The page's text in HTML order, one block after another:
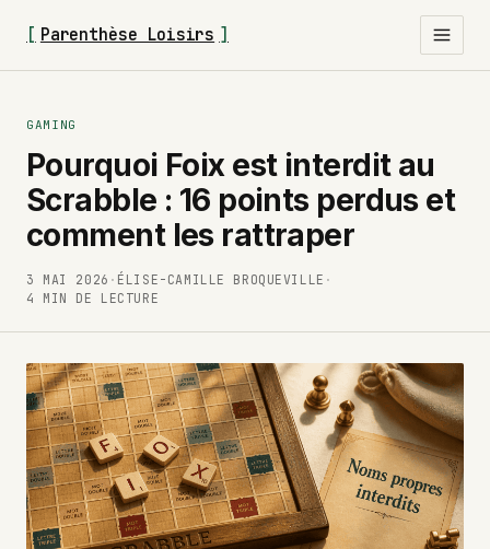
[ Parenthèse Loisirs ]
GAMING
Pourquoi Foix est interdit au
Scrabble : 16 points perdus et
comment les rattraper
3 MAI 2026 · ÉLISE-CAMILLE BROQUEVILLE ·
4 MIN DE LECTURE